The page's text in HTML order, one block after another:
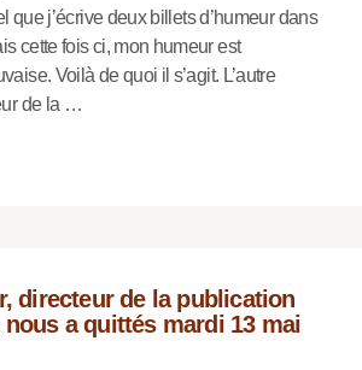
que j’écrive deux billets d’humeur dans
cette fois ci, mon humeur est
Voilà de quoi il s’agit. L’autre
de la …
directeur de la publication
a quittés mardi 13 mai